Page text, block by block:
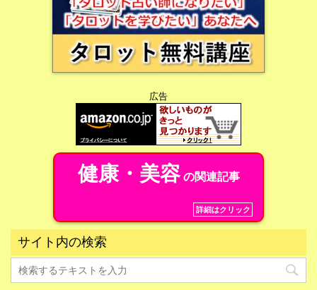
広告
健康・美容の関連記事
詳細はクリック
サイト内の検索